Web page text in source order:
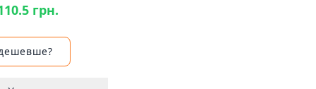
грн.